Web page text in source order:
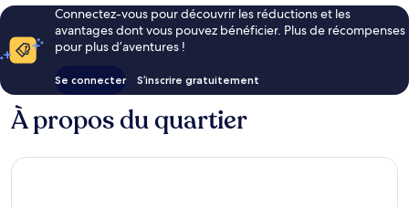
Connectez-vous pour découvrir les réductions et les
avantages dont vous pouvez bénéficier. Plus de récompenses
pour plus d’aventures !
Se connecter S’inscrire gratuitement
À propos du quartier